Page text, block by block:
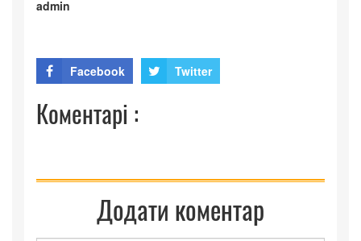
admin
Facebook Twitter
Коментарі :
Додати коментар